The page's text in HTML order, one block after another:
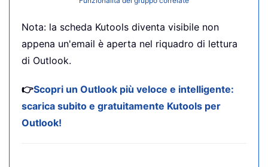
Nota: la scheda Kutools diventa visibile non
appena un'email è aperta nel riquadro di lettura
di Outlook.
👉Scopri un Outlook più veloce e intelligente:
scarica subito e gratuitamente Kutools per
Outlook!